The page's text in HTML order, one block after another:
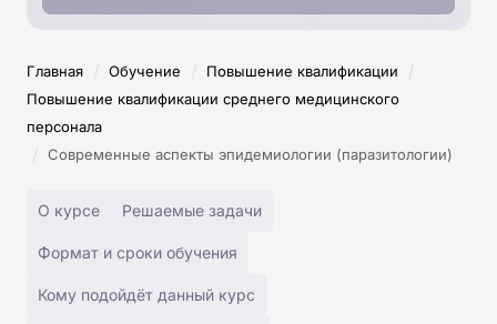
Главная / Обучение / Повышение квалификации /
Повышение квалификации среднего медицинского
персонала
/ Современные аспекты эпидемиологии (паразитологии)
О курсе Решаемые задачи
Формат и сроки обучения
Кому подойдёт данный курс